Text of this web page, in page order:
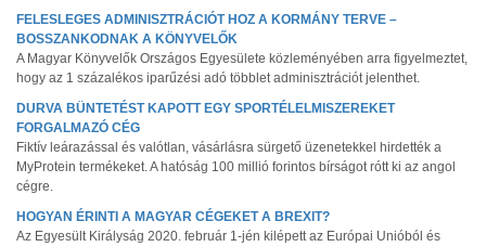
FELESLEGES ADMINISZTRÁCIÓT HOZ A KORMÁNY TERVE –
BOSSZANKODNAK A KÖNYVELŐK
A Magyar Könyvelők Országos Egyesülete közleményében arra figyelmeztet,
hogy az 1 százalékos iparűzési adó többlet adminisztrációt jelenthet.
DURVA BÜNTETÉST KAPOTT EGY SPORTÉLELMISZEREKET
FORGALMAZÓ CÉG
Fiktív leárazással és valótlan, vásárlásra sürgető üzenetekkel hirdették a
MyProtein termékeket. A hatóság 100 millió forintos bírságot rótt ki az angol
cégre.
HOGYAN ÉRINTI A MAGYAR CÉGEKET A BREXIT?
Az Egyesült Királyság 2020. február 1-jén kilépett az Európai Unióból és